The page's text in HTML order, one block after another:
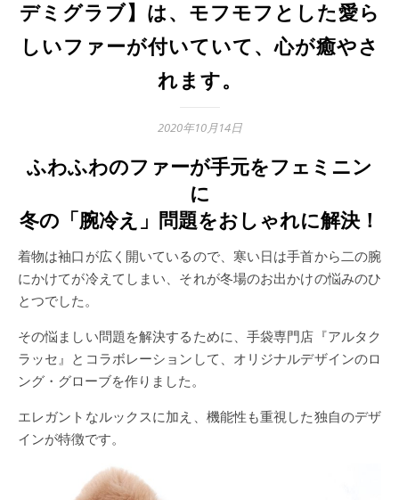
デミグラブ】は、モフモフとした愛ら
しいファーが付いていて、心が癒やさ
れます。
2020年10月14日
ふわふわのファーが手元をフェミニン
に
冬の「腕冷え」問題をおしゃれに解決！
着物は袖口が広く開いているので、寒い日は手首から二の腕
にかけてが冷えてしまい、それが冬場のお出かけの悩みのひ
とつでした。
その悩ましい問題を解決するために、手袋専門店『アルタク
ラッセ』とコラボレーションして、オリジナルデザインのロ
ング・グローブを作りました。
エレガントなルックスに加え、機能性も重視した独自のデザ
インが特徴です。